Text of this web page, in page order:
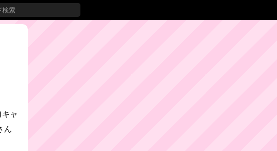
ャ
ん